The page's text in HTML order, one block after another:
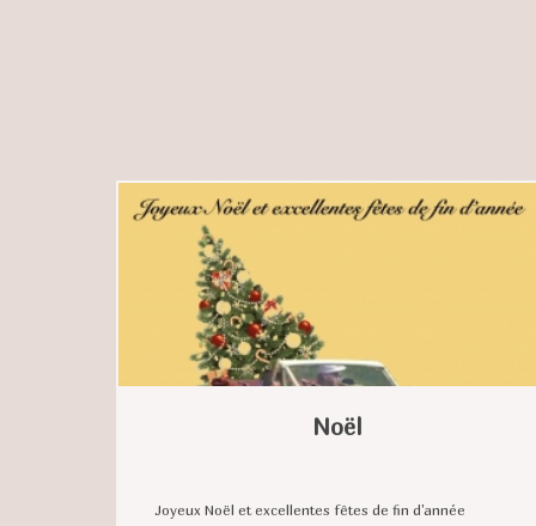
Noël
Joyeux Noël et excellentes fêtes de fin d'année